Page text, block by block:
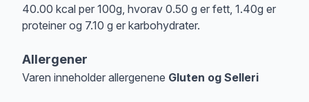
40.00 kcal per 100g, hvorav 0.50 g er fett, 1.40g er
proteiner og 7.10 g er karbohydrater.
Allergener
Varen inneholder allergenene Gluten og Selleri